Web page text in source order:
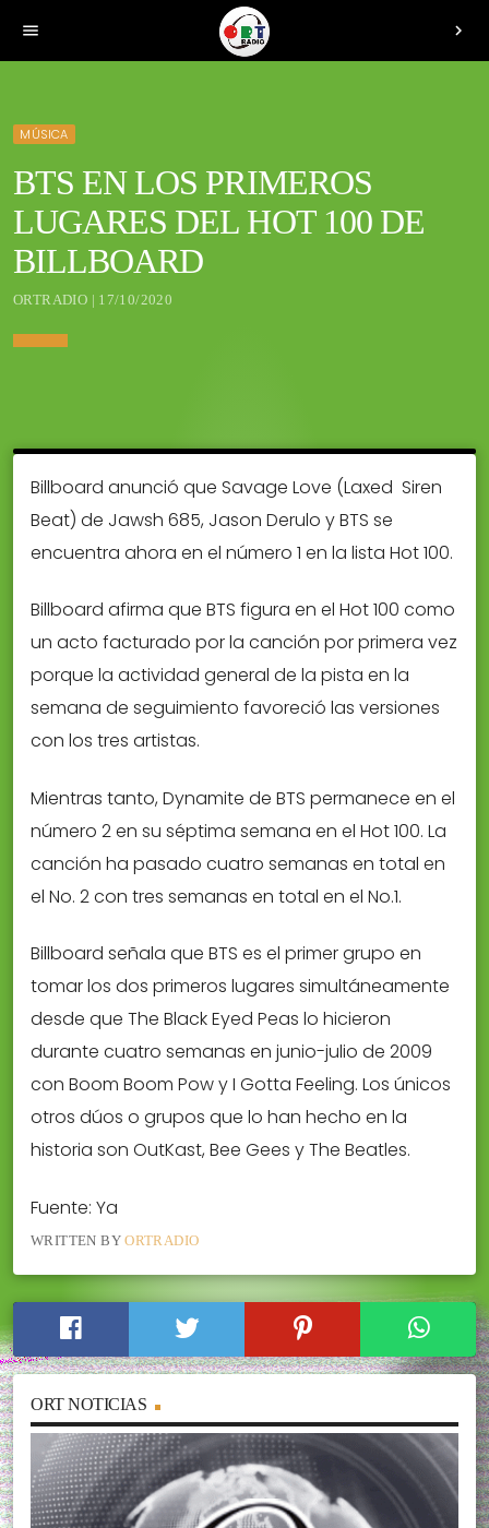
menu chevron_right
MÚSICA
BTS EN LOS PRIMEROS
LUGARES DEL HOT 100 DE
BILLBOARD
ORTRADIO | 17/10/2020
Billboard anunció que Savage Love (Laxed  Siren
Beat) de Jawsh 685, Jason Derulo y BTS se
encuentra ahora en el número 1 en la lista Hot 100.
Billboard afirma que BTS figura en el Hot 100 como
un acto facturado por la canción por primera vez
porque la actividad general de la pista en la
semana de seguimiento favoreció las versiones
con los tres artistas.
Mientras tanto, Dynamite de BTS permanece en el
número 2 en su séptima semana en el Hot 100. La
canción ha pasado cuatro semanas en total en
el No. 2 con tres semanas en total en el No.1.
Billboard señala que BTS es el primer grupo en
tomar los dos primeros lugares simultáneamente
desde que The Black Eyed Peas lo hicieron
durante cuatro semanas en junio-julio de 2009
con Boom Boom Pow y I Gotta Feeling. Los únicos
otros dúos o grupos que lo han hecho en la
historia son OutKast, Bee Gees y The Beatles.
Fuente: Ya
WRITTEN BYORTRADIO
ORT NOTICIAS